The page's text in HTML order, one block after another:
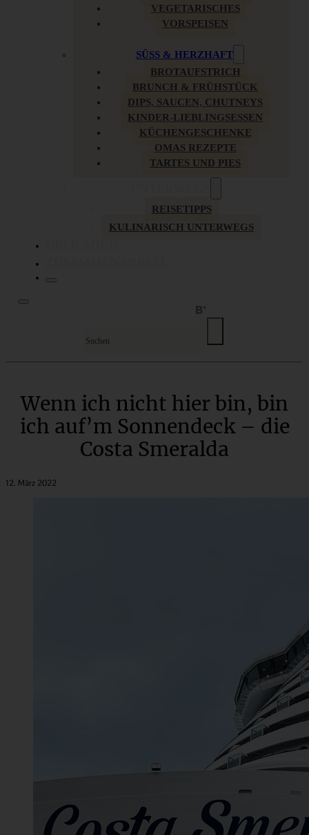
VEGETARISCHES
VORSPEISEN
SÜSS & HERZHAFT
BROTAUFSTRICH
BRUNCH & FRÜHSTÜCK
DIPS, SAUCEN, CHUTNEYS
KINDER-LIEBLINGSESSEN
KÜCHENGESCHENKE
OMAS REZEPTE
TARTES UND PIES
REISETIPPS
KULINARISCH UNTERWEGS
Wenn ich nicht hier bin, bin
ich auf’m Sonnendeck – die
Costa Smeralda
12. März 2022